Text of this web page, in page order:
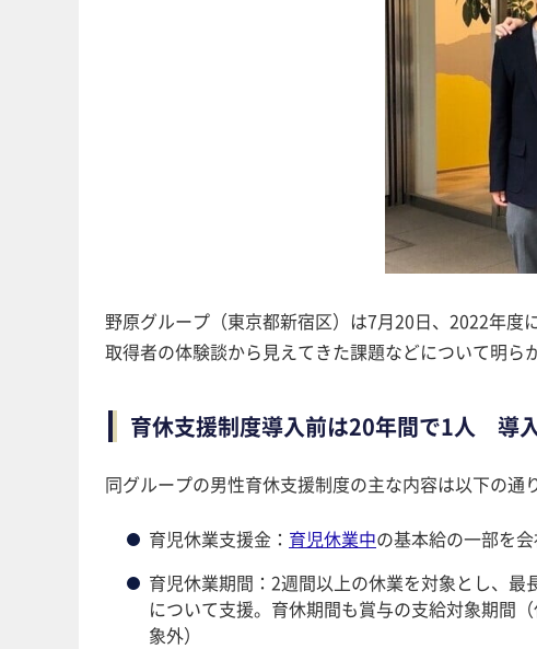
野原グループ（東京都新宿区）は7月20日、2022年
取得者の体験談から見えてきた課題などについて明ら
育休支援制度導入前は20年間で1人 導
同グループの男性育休支援制度の主な内容は以下の通り
育児休業支援金： 育児休業中の基本給の一部を
育児休業期間：2週間以上の休業を対象とし、最
について支援。育休期間も賞与の支給対象期間
象外）